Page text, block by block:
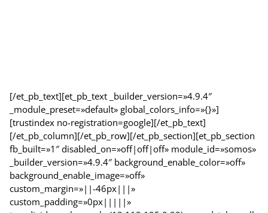
[/et_pb_text][et_pb_text _builder_version=»4.9.4″
_module_preset=»default» global_colors_info=»{}»]
[trustindex no-registration=google][/et_pb_text]
[/et_pb_column][/et_pb_row][/et_pb_section][et_pb_section
fb_built=»1″ disabled_on=»off|off|off» module_id=»somos»
_builder_version=»4.9.4″ background_enable_color=»off»
background_enable_image=»off»
custom_margin=»||-46px|||»
custom_padding=»0px|||||»